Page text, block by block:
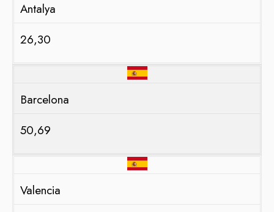
Antalya
26,30
Barcelona
50,69
Valencia